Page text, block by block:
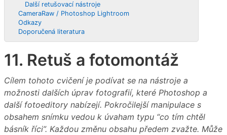
Další retušovací nástroje
CameraRaw / Photoshop Lightroom
Odkazy
Doporučená literatura
11. Retuš a fotomontáž
Cílem tohoto cvičení je podívat se na nástroje a
možnosti dalších úprav fotografií, které Photoshop a
další fotoeditory nabízejí. Pokročilejší manipulace s
obsahem snímku vedou k úvaham typu “co tím chtěl
básník říci”. Každou změnu obsahu předem zvažte. Může